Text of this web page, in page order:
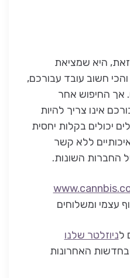
היא שמציאת
והכי חשוב עובד עבורכם,
אך החיפוש אחר
אינו צריך להיות
יכולים בקלות יחסית
ללא קשר
החברות השונות.
עצמי ומשלוחים
לניוזלטר שלנו
האחרונות